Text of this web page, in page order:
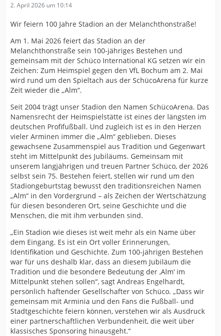
2. April 2026 um 10:14
Wir feiern 100 Jahre Stadion an der Melanchthonstraße!
Am 1. Mai 2026 feiert das Stadion an der
Melanchthonstraße sein 100-jähriges Bestehen und
gemeinsam mit der Schüco International KG setzen wir ein
Zeichen: Zum Heimspiel gegen den VfL Bochum am 2. Mai
wird rund um den Spieltach aus der SchücoArena für kurze
Zeit wieder die „Alm“.
Seit 2004 trägt unser Stadion den Namen SchücoArena. Das
Namensrecht der Heimspielstätte ist eines der längsten im
deutschen Profifußball. Und zugleich ist es in den Herzen
vieler Arminen immer die „Alm“ geblieben. Dieses
gewachsene Zusammenspiel aus Tradition und Gegenwart
steht im Mittelpunkt des Jubiläums. Gemeinsam mit
unserem langjährigen und treuen Partner Schüco, der 2026
selbst sein 75. Bestehen feiert, stellen wir rund um den
Stadiongeburtstag bewusst den traditionsreichen Namen
„Alm“ in den Vordergrund – als Zeichen der Wertschätzung
für diesen besonderen Ort, seine Geschichte und die
Menschen, die mit ihm verbunden sind.
„Ein Stadion wie dieses ist weit mehr als ein Name über
dem Eingang. Es ist ein Ort voller Erinnerungen,
Identifikation und Geschichte. Zum 100-jährigen Bestehen
war für uns deshalb klar, dass an diesem Jubiläum die
Tradition und die besondere Bedeutung der ‚Alm‘ im
Mittelpunkt stehen sollen“, sagt Andreas Engelhardt,
persönlich haftender Gesellschafter von Schüco. „Dass wir
gemeinsam mit Arminia und den Fans die Fußball- und
Stadtgeschichte feiern können, verstehen wir als Ausdruck
einer partnerschaftlichen Verbundenheit, die weit über
klassisches Sponsoring hinausgeht.“